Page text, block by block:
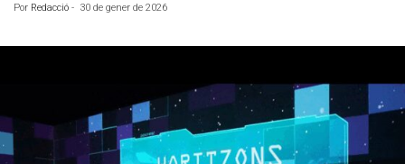
Por Redacció - 30 de gener de 2026